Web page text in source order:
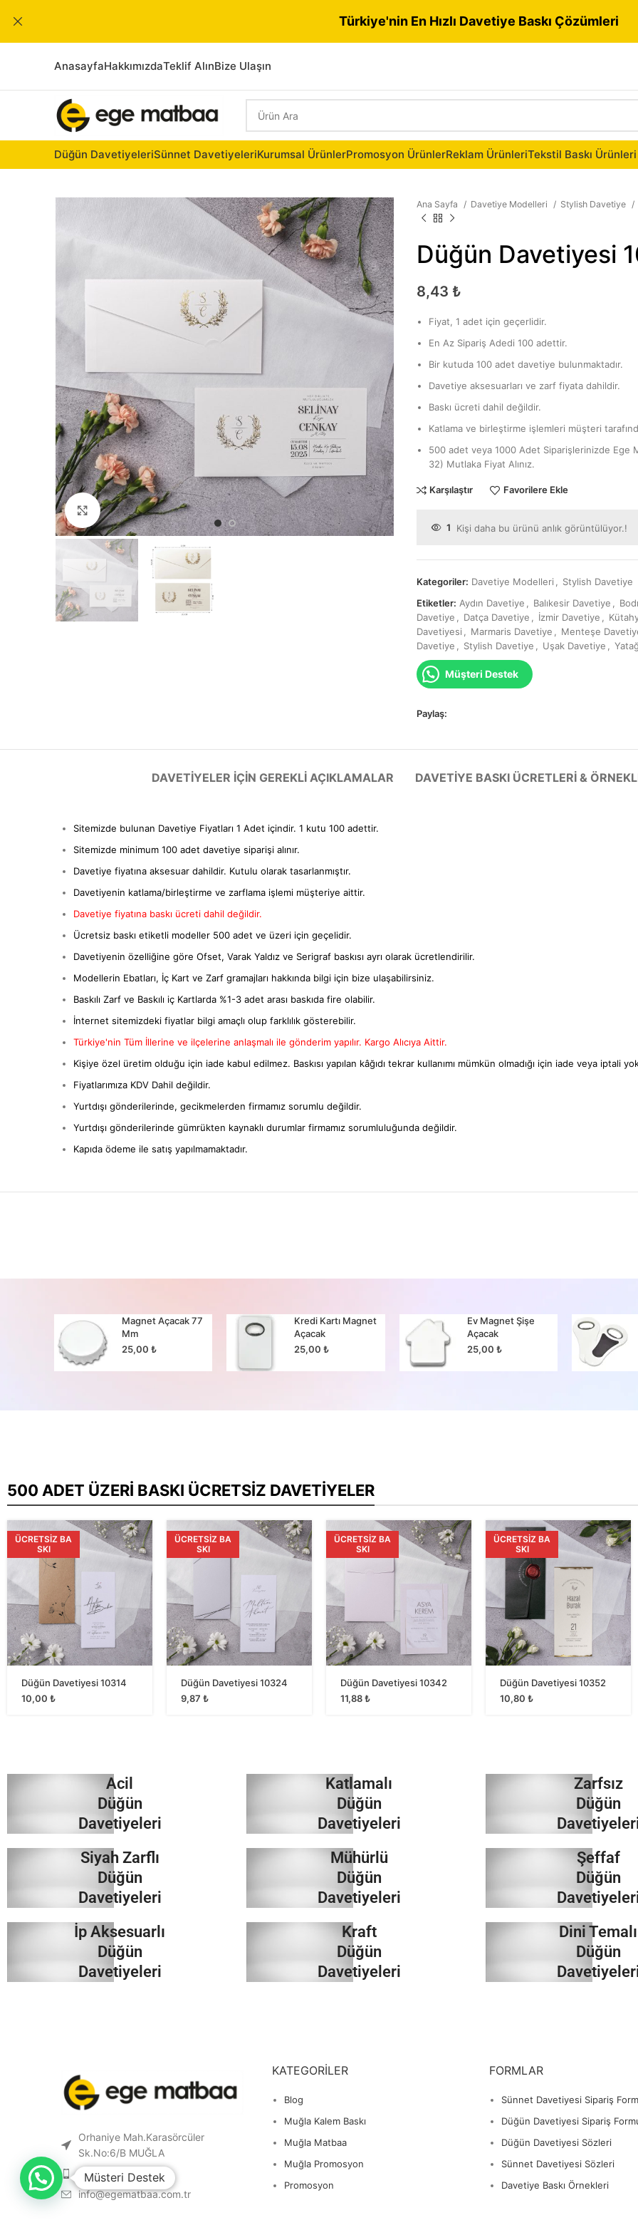
AnasayfaHakkımızdaTeklif AlınBize Ulaşın
Düğün DavetiyeleriSünnet DavetiyeleriKurumsal ÜrünlerPromosyon ÜrünlerReklam ÜrünleriTekstil Baskı Ürünleri
Büyütmek için tıklayın
Ana Sayfa Davetiye Modelleri Stylish Davetiye
Düğün Davetiyesi
8,43 ₺
Fiyat, 1 adet için geçerlidir.
En Az Sipariş Adedi 100 adettir.
Bir kutuda 100 adet davetiye bulunmaktadır.
Davetiye aksesuarları ve zarf fiyata dahildir.
Baskı ücreti dahil değildir.
Katlama ve birleştirme işlemleri müşteri
500 adet veya 1000 Adet Siparişlerinizde Ege
32) Mutlaka Fiyat Alınız.
Karşılaştır Favorilere Ekle
1 Kişi daha bu ürünü anlık görüntülüyor.!
Kategoriler: Davetiye Modelleri
Stylish Davetiye
Etiketler: Aydın Davetiye Balıkesir Davetiye
Davetiye
Datça Davetiye İzmir Davetiye
Davetiyesi
Marmaris Davetiye Menteşe
Davetiye
Stylish Davetiye Uşak Davetiye
Müşteri Destek
Paylaş:
DAVETIYELER IÇIN GEREKLI AÇIKLAMALAR DAVETIYE BASKI ÜCRETLERI &
Sitemizde bulunan Davetiye Fiyatları 1 Adet içindir. 1 kutu 100 adettir.
Sitemizde minimum 100 adet davetiye siparişi alınır.
Davetiye fiyatına aksesuar dahildir. Kutulu olarak tasarlanmıştır.
Davetiyenin katlama/birleştirme ve zarflama işlemi müşteriye aittir.
Davetiye fiyatına baskı ücreti dahil değildir.
Ücretsiz baskı etiketli modeller 500 adet ve üzeri için geçelidir.
Davetiyenin özelliğine göre Ofset, Varak Yaldız ve Serigraf baskısı ayrı olarak ücretlendirilir.
Modellerin Ebatları, İç Kart ve Zarf gramajları hakkında bilgi için bize ulaşabilirsiniz.
Baskılı Zarf ve Baskılı iç Kartlarda %1-3 adet arası baskıda fire olabilir.
İnternet sitemizdeki fiyatlar bilgi amaçlı olup farklılık gösterebilir.
Türkiye'nin Tüm İllerine ve ilçelerine anlaşmalı ile gönderim yapılır. Kargo Alıcıya Aittir.
Kişiye özel üretim olduğu için iade kabul edilmez. Baskısı yapılan kâğıdı tekrar kullanımı mümkün olmadığı için iade veya iptali
Fiyatlarımıza KDV Dahil değildir.
Yurtdışı gönderilerinde, gecikmelerden firmamız sorumlu değildir.
Yurtdışı gönderilerinde gümrükten kaynaklı durumlar firmamız sorumluluğunda değildir.
Kapıda ödeme ile satış yapılmamaktadır.
Magnet Açacak 77
Mm
25,00 ₺
Kredi Kartı Magnet
Açacak
25,00₺
Ev Magnet Şişe
Açacak
25,00 ₺
500 ADET ÜZERI BASKI ÜCRETSIZ DAVETIYELER
ÜCRETSIZ BA
SKI
Düğün Davetiyesi 10314
10,00 ₺
ÜCRETSIZ BA
SKI
Düğün Davetiyesi 10324
9,87 ₺
ÜCRETSIZ BA
SKI
Düğün Davetiyesi 10342
11,88₺
ÜCRETSIZ BA
SKI
Düğün Davetiyesi 10352
10,80 ₺
Acil
Düğün
Davetiyeleri
İncele
Siyah Zarflı
Düğün
Davetiyeleri
İncele
İp Aksesuarlı
Düğün
Davetiyeleri
Katlamalı
Düğün
Davetiyeleri
İncele
Mühürlü
Düğün
Davetiyeleri
İncele
Kraft
Düğün
Davetiyeleri
Zarfsız
Düğün
İncele
Şeffaf
Düğün
İncele
Dini Temalı
Düğün
Orhaniye Mah.Karasörcüler
Sk.No:6/B MUĞLA
0 541 212 36 32
info@egematbaa.com.tr
KATEGORILER
Blog
Muğla Kalem Baskı
Muğla Matbaa
Muğla Promosyon
Promosyon
FORMLAR
Sünnet Davetiyesi Sipariş
Düğün Davetiyesi Sipariş
Düğün Davetiyesi Sözleri
Sünnet Davetiyesi Sözleri
Davetiye Baskı Örnekleri
Türkiye'nin En Hızlı Davetiye Baskı Çözümleri
Müsteri Destek